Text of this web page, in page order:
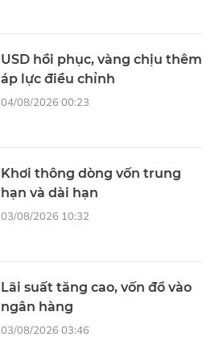
USD hồi phục, vàng chịu thêm
áp lực điều chỉnh
04/08/2026 00:23
Khơi thông dòng vốn trung
hạn và dài hạn
03/08/2026 10:32
Lãi suất tăng cao, vốn đổ vào
ngân hàng
03/08/2026 03:46